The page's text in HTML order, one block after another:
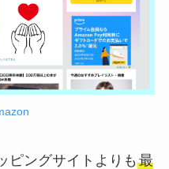
ピングサイトよりも 最